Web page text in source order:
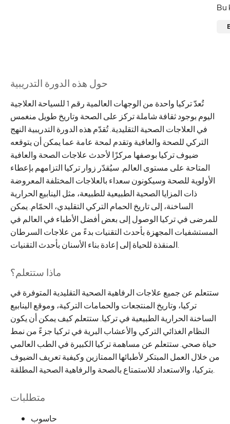
Bu
حول هذه الدورة التدريبية
تُعدّ تركيا واحدة من الوجهات العالمية رقم 1 للسياحة العلاجية
اليوم بوجود ثقافة شاملة تركز على الصحة وتاريخ طويل منغمس
في العلاجات الصحية التقليدية. تُقدّم هذه الدورة التدريبية النهج
التركي للصحة والعافية وتقدم لمحة عامة عما يمكن أن يتوقعه
ضيوف تركيا بوصفها مركزًا لأحدث علاجات الصحة والعافية
المتاحة على مستوى العالم. سيُقدّر زوار تركيا التزامهم بإعطاء
الأولوية للصحة وسيكونون سعداء بالعلاجات المختلفة المعروضة
ذات المزايا الصحية الطبيعية للطبيعة، مثل الينابيع الحرارية
الساخنة، إلى تاريخ الحمام التركي التقليدي، الحمّام. يمكن
للمرضى في تركيا الوصول إلى بعض أفضل الأطباء في العالم في
المستشفيات المجهزة بأحدث التقنيات بدءً من علاجات السرطان
المنقذة للحياة إلى إعادة بناء الأسنان بأحدث التقنيات.
ماذا ستتعلم؟
ستتعلم عن جميع علاجات الرفاهية الصحية التقليدية المتوفرة في
تركيا، وتاريخ المنتجعات والحمامات التركية، وموقع الينابيع
الساخنة الحرارية الطبيعية في تركيا. ستتعلم كيف يمكن أن يكون
النظام الغذائي التركي والأعشاب البرية في تركيا جزءً من نمط
حياة صحي. ستتعلم عن مساهمة تركيا الكبيرة في الطب العالمي
من خلال العمل المبتكر لأطبائها الممتازين وكيفية تعريف الضيوف
بتركيا، والاستعداد للاستمتاع بالصحة والرفاهية الصحية المطلقة.
متطلبات
حاسوب